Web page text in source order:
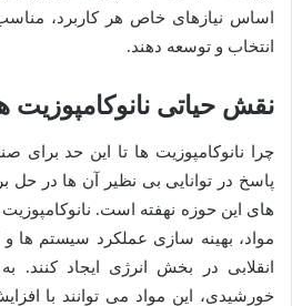
اساس نیازهای خاص هر کاربرد، مناسب
انتخاب و توسعه دهند.
نقش حیاتی
چرا نانوکامپوزیت ها تا این حد برای
پاسخ در توانایی بی نظیر آن ها در
های این حوزه نهفته است.
مواد، بهینه سازی عملکرد سیستم ها
انقلابی در بخش انرژی ایجاد کنند.
خورشیدی، این مواد می توانند با